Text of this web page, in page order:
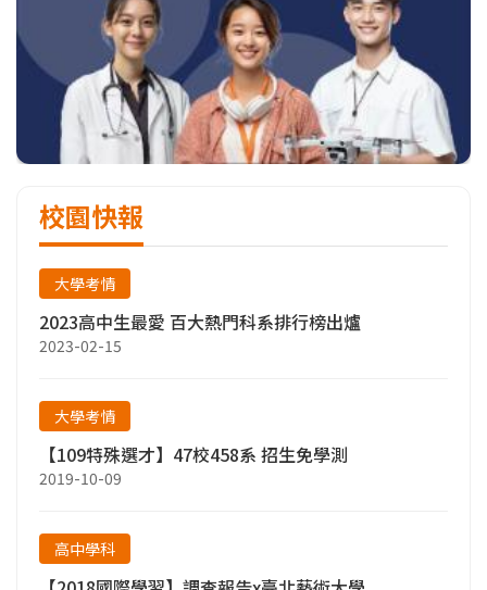
校園快報
大學考情
2023高中生最愛 百大熱門科系排行榜出爐
2023-02-15
大學考情
【109特殊選才】47校458系 招生免學測
2019-10-09
高中學科